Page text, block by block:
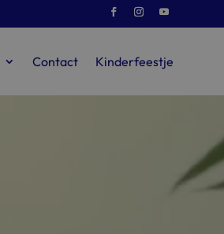
Contact Kinderfeestje